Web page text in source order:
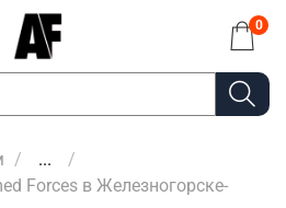
0
...
Forces в Железногорске-